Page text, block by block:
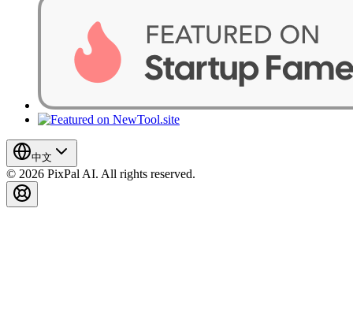
中文
© 2026 PixPal AI. All rights reserved.